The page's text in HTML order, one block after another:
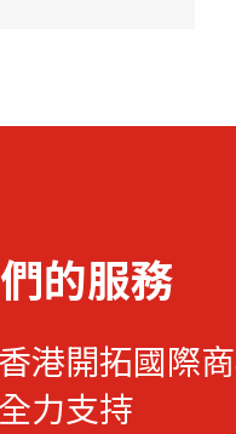
的服務
港開拓國際
全力支持